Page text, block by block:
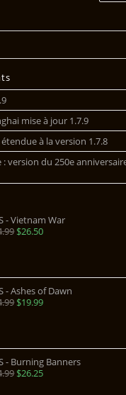
mise à jour 1.7.9
étendue à la version 1.7.8
: version du 250e
- Vietnam War
$26.50
- Ashes of Dawn
$19.99
- Burning Banners
$26.25